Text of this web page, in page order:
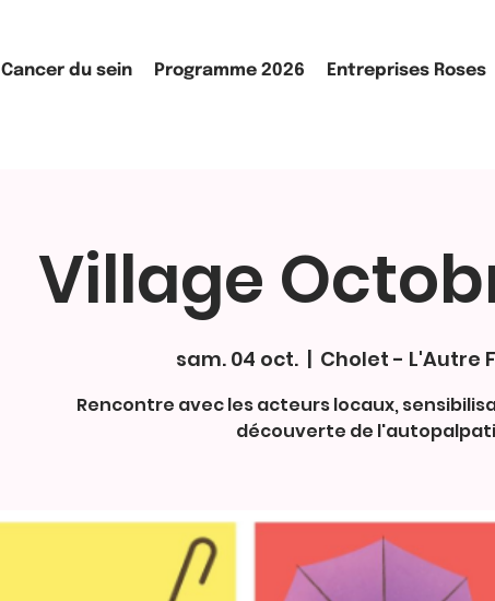
Cancer du sein Programme 2026 Entreprises Roses
Village
sam. 04 oct.
  |
Cholet - L'Autre
Rencontre avec les acteurs locaux,
découverte de